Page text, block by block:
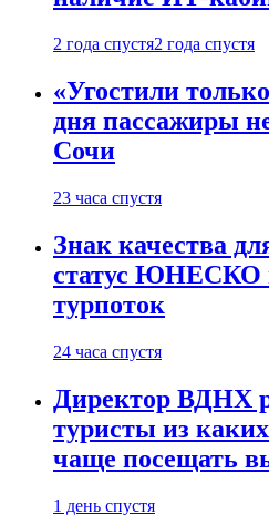
2 года спустя2 года спустя
«Угостили
дня пассажиры
Сочи
23 часа спустя
Знак качества
статус ЮНЕСКО
турпоток
24 часа спустя
Директор ВДНХ
туристы из
чаще посещать
1 день спустя